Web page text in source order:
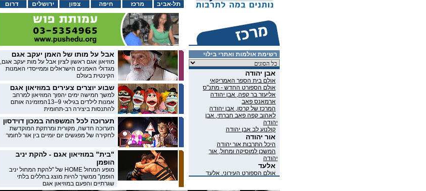
דרום ירושלים צפון חיפה מרכז תל-אביב
אבל על מותו של האמן יעקב אגם
מוזיאון אגם ראשון לציון אבל על מות יעקב אגם,
מגדולי האמנים הישראלים וממייסדי האמנות
הקינטית בעולם
שבוע יוצרים צעירים במוזיאון אגם
למשך חמישה ימים יהפוך המוזיאון למרחב
אמנות לילדים בגילאי 9–13המזמינה אותם
להתנסות ביצירה רב-תחומית
תערוכה לכל המשפחה במכון דוידסון
תערוכה חדשה, מקורית ומרתקת המוקדשת
לחקירה של מפגשים יום יומיים בין אור לחומר
"בית" במוזיאון אגם - להקת יניב
הופמן
מופע המחול HOME של "להקת המחול יניב
הופמן" ממשיך להיות מוצג בחללים בלתי
שגרתיים והפעם במוזיאון אגם
רשימת אולמות ואתרי בילוי
אבן יהודה
אולם בית הספר האמריקאי
אולם הספורט החדש - מתנ"ס
אליעזר בר קפה, אבן יהודה
ארמאנס פאב
המרכז של קרסו, אבן יהודה
‎לאהוב קפה פאב חברתי, אבן
יהודה
קולנוע לב אבן יהודה
אור יהודה
היכל התרבות אור יהודה
המשכן למוסיקה ומחול, אור
יהודה
אלעד
אולם הספורט העירוני, אלעד